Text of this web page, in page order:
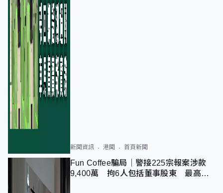
新聞資訊 港聞 首頁新聞
Fun Coffee騙局｜警接225宗報案涉款
9,400萬 拘6人包括董事股東 最高金